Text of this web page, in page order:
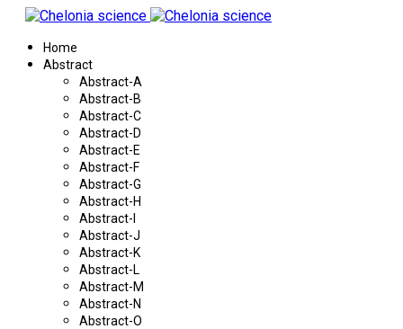
Home
Abstract
Abstract-A
Abstract-B
Abstract-C
Abstract-D
Abstract-E
Abstract-F
Abstract-G
Abstract-H
Abstract-I
Abstract-J
Abstract-K
Abstract-L
Abstract-M
Abstract-N
Abstract-O